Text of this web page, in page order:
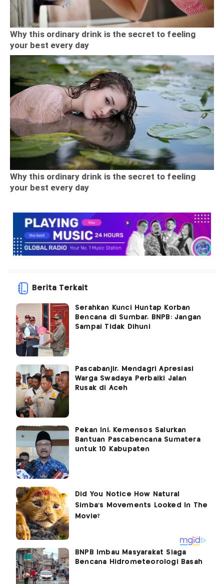
Berita Terkait
Serahkan Kunci Huntap Korban
Bencana di Sumbar, BNPB: Jangan
Sampai Tidak Dihuni
Pascabanjir, Mendagri Apresiasi
Warga Swadaya Perbaiki Jalan
Rusak di Aceh
Pekan Ini, Kemensos Salurkan
Bantuan Pascabencana Sumatera
untuk 10 Kabupaten
BNPB Imbau Masyarakat Siaga
Bencana Hidrometeorologi Basah